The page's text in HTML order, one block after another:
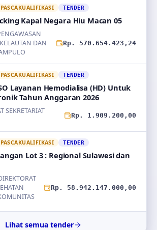
TENDER
Kapal Negara Hiu Macan 05
DAN
Rp. 570.654.423,24
TENDER
Layanan Hemodialisa (HD) Untuk
Tahun Anggaran 2026
SEKRETARIAT
Rp. 1.909.200,00
TENDER
Lot 3 : Regional Sulawesi dan
Rp. 58.942.147.000,00
Lihat semua tender